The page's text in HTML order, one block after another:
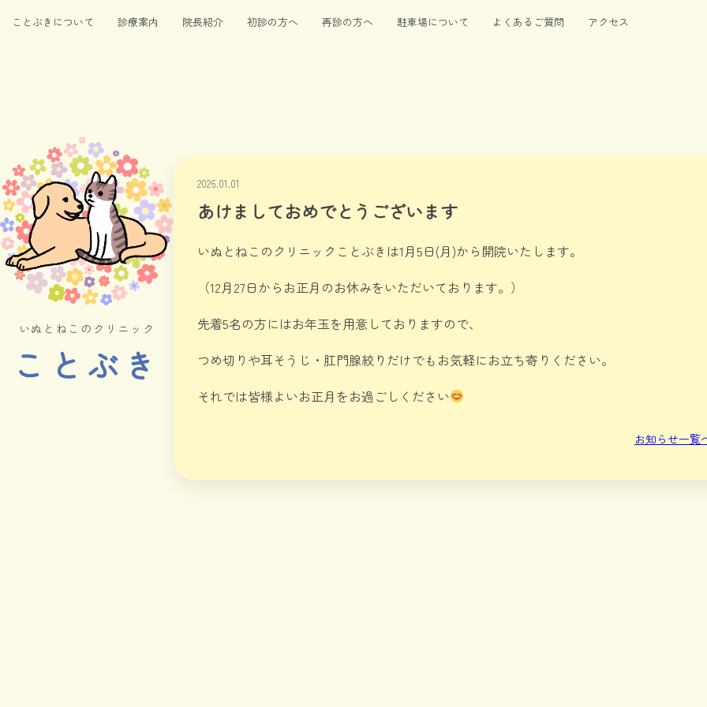
ことぶきについて 診療案内 院長紹介 初診の方へ 再診の方へ 駐車場について よくあるご質問 アクセス
いぬとねこのクリニック
ことぶき
2026.01.01
あけましておめでとうございます
いぬとねこのクリニックことぶきは1月5日(月)から開院いたします。
（12月27日からお正月のお休みをいただいております。）
先着5名の方にはお年玉を用意しておりますので、
つめ切りや耳そうじ・肛門腺絞りだけでもお気軽にお立ち寄りください。
それでは皆様よいお正月をお過ごしください
お知らせ一覧